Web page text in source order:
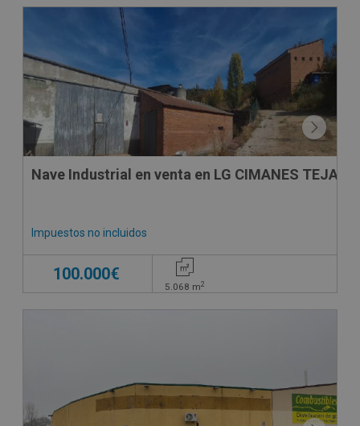
Nave Industrial en venta en LG CIMANES TEJAR
Impuestos no incluidos
100.000€
5.068 m2